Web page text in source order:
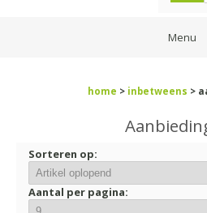
Menu
home > inbetweens >
Sorteren op:
Aantal per pagina: